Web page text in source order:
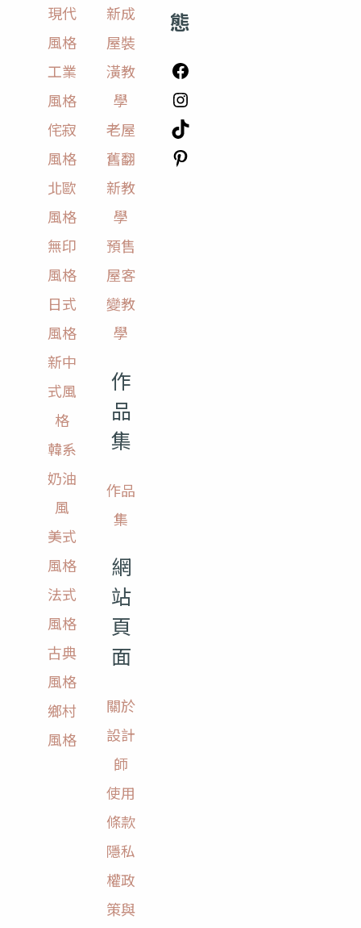
現代
風格
工業
風格
侘寂
風格
北歐
風格
無印
風格
日式
風格
新中
式風
格
韓系
奶油
風
美式
風格
法式
風格
古典
風格
鄉村
風格
新成
屋裝
潢教
學
老屋
舊翻
新教
學
預售
屋客
變教
學
作
品
集
作品
集
網
站
頁
面
關於
設計
師
使用
條款
隱私
權政
策與
態